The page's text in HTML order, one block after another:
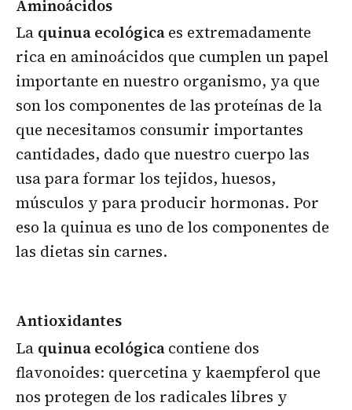
Aminoácidos
La quinua ecológicaes extremadamente
rica en aminoácidos que cumplen un papel
importante en nuestro organismo, ya que
son los componentes de las proteínas de la
que necesitamos consumir importantes
cantidades, dado que nuestro cuerpo las
usa para formar los tejidos, huesos,
músculos y para producir hormonas. Por
eso la quinua es uno de los componentes de
las dietas sin carnes.
Antioxidantes
La quinua ecológicacontiene dos
flavonoides: quercetina y kaempferol que
nos protegen de los radicales libres y